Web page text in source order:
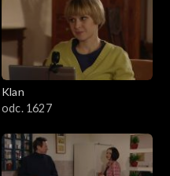
Klan
odc. 1627